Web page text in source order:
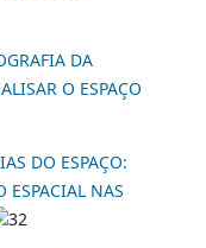
DA
O ESPAÇO
DO ESPAÇO:
ESPACIAL NAS
32